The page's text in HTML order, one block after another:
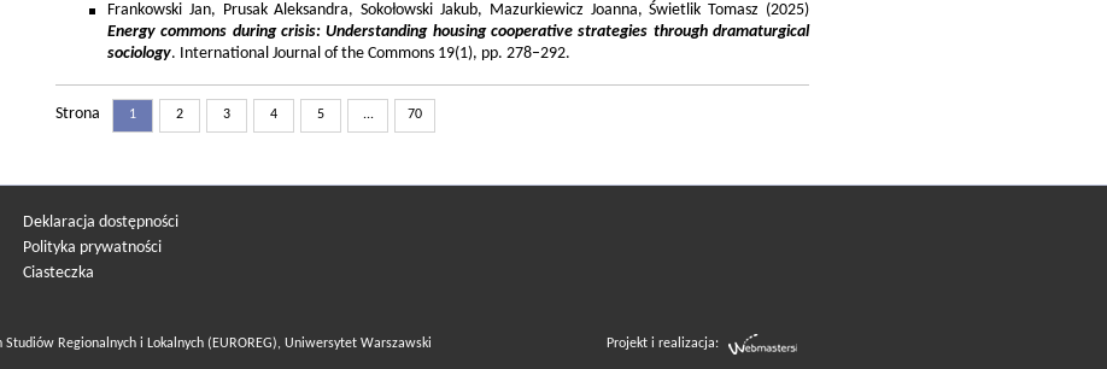
Frankowski Jan, Prusak Aleksandra, Sokołowski Jakub, Mazurkiewicz Joanna, Świetlik Tomasz (2025)
Energy commons during crisis: Understanding housing cooperative strategies through dramaturgical
sociology. International Journal of the Commons 19(1), pp. 278–292.
Strona 1 2 3 4 5 ... 70
Deklaracja dostępności
Polityka prywatności
Ciasteczka
Regionalnych i Lokalnych (EUROREG), Uniwersytet Warszawski Projekt i realizacja: